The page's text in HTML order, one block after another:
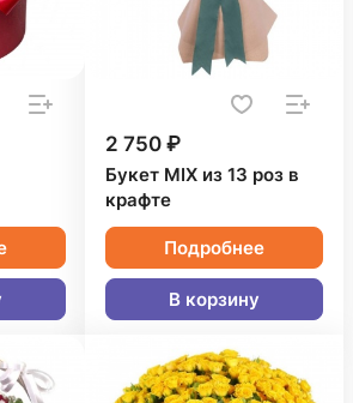
2 750 ₽
Букет MIX из 13 роз в
крафте
Подробнее
В корзину